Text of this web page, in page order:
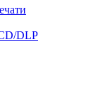
DLP